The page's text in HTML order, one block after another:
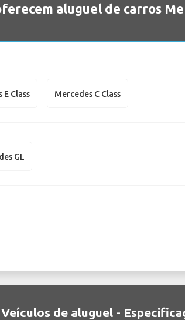
aluguel de carros
E Class Mercedes C Class
GL
Veículos de aluguel -